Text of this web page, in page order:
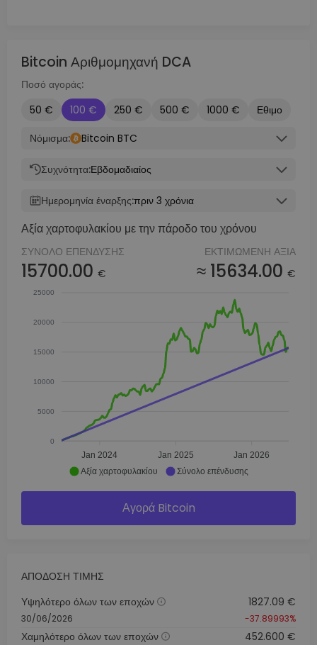
Bitcoin Αριθμομηχανή DCA
Ποσό αγοράς:
50 €
100 € 250 € 500 € 1000 €
Εθιμο
Νόμισμα:
Bitcoin BTC
Συχνότητα:Εβδομαδιαίος
Ημερομηνία έναρξης:πριν 3 χρόνια
Αξία χαρτοφυλακίου με την πάροδο του χρόνου
ΣΎΝΟΛΟ ΕΠΈΝΔΥΣΗΣ
15700.00 €
ΕΚΤΙΜΏΜΕΝΗ ΑΞΊΑ
≈ 15634.00 €
25000
20000
15000
10000
5000
0
Jan 2024 Jan 2025 Jan 2026
Αξία χαρτοφυλακίου Σύνολο επένδυσης
Αγορά Bitcoin
ΑΠΌΔΟΣΗ ΤΙΜΉΣ
Υψηλότερο όλων των εποχών
30/06/2026
1827.09 €
-37.89993%
Χαμηλότερο όλων των εποχών 452.600 €